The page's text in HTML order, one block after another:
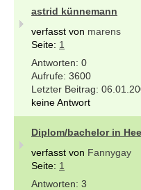
astrid künnemann
verfasst von marens
Seite: 1
0
3600
keine Antwort
Diplom/bachelor in
verfasst von Fannygay
Seite: 1
3